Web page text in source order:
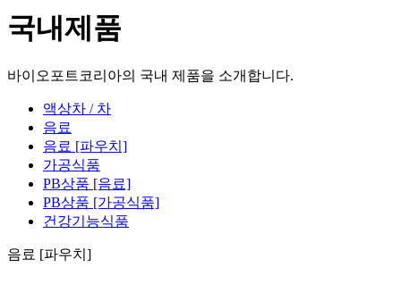
국내제품
바이오포트코리아의 국내 제품을 소개합니다.
액상차 / 차
음료
음료 [파우치]
가공식품
PB상품 [음료]
PB상품 [가공식품]
건강기능식품
음료 [파우치]